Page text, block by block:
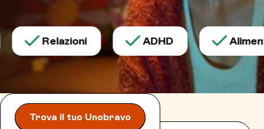
Relazioni ADHD
Trova il tuo Unobravo